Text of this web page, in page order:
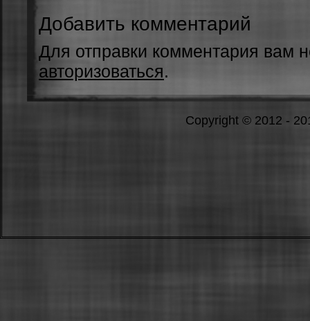
Добавить комментарий
Для отправки комментария вам
авторизоваться.
Copyright © 2012 -